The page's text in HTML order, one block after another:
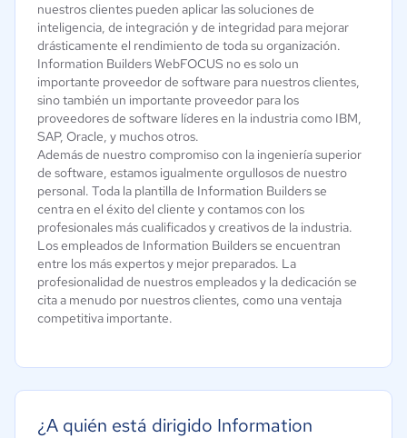
nuestros clientes pueden aplicar las soluciones de
inteligencia, de integración y de integridad para mejorar
drásticamente el rendimiento de toda su organización.
Information Builders WebFOCUS no es solo un
importante proveedor de software para nuestros clientes,
sino también un importante proveedor para los
proveedores de software líderes en la industria como IBM,
SAP, Oracle, y muchos otros.
Además de nuestro compromiso con la ingeniería superior
de software, estamos igualmente orgullosos de nuestro
personal. Toda la plantilla de Information Builders se
centra en el éxito del cliente y contamos con los
profesionales más cualificados y creativos de la industria.
Los empleados de Information Builders se encuentran
entre los más expertos y mejor preparados. La
profesionalidad de nuestros empleados y la dedicación se
cita a menudo por nuestros clientes, como una ventaja
competitiva importante.
¿A quién está dirigido Information